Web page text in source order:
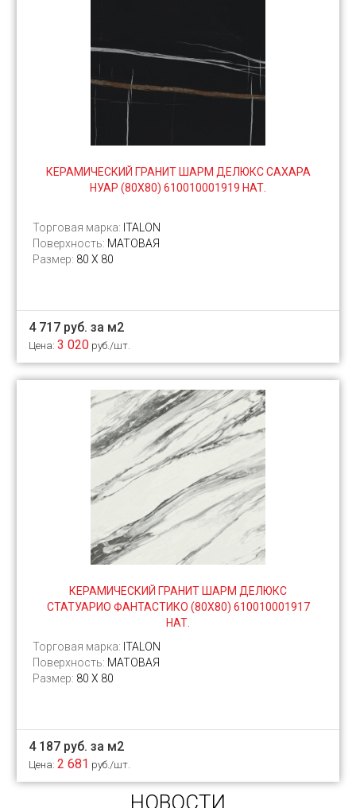
КЕРАМИЧЕСКИЙ ГРАНИТ ШАРМ ДЕЛЮКС САХАРА
НУАР (80Х80) 610010001919 НАТ.
Торговая марка: ITALON
Поверхность: МАТОВАЯ
Размер: 80 X 80
4 717 руб. за м2
Цена: 3 020 руб./шт.
КЕРАМИЧЕСКИЙ ГРАНИТ ШАРМ ДЕЛЮКС
СТАТУАРИО ФАНТАСТИКО (80Х80) 610010001917
НАТ.
Торговая марка: ITALON
Поверхность: МАТОВАЯ
Размер: 80 X 80
4 187 руб. за м2
Цена: 2 681 руб./шт.
НОВОСТИ